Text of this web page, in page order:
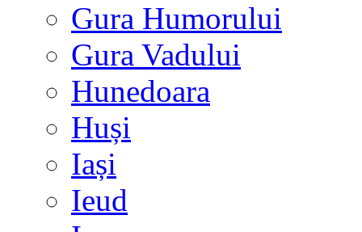
Gura Humorului
Gura Vadului
Hunedoara
Huși
Iași
Ieud